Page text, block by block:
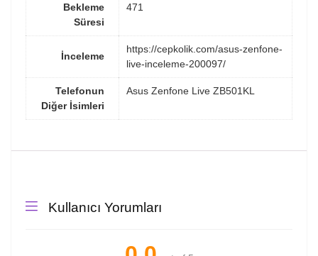
Bekleme
Süresi
471
İnceleme
https://cepkolik.com/asus-zenfone-
live-inceleme-200097/
Telefonun
Diğer İsimleri
Asus Zenfone Live ZB501KL
Kullanıcı Yorumları